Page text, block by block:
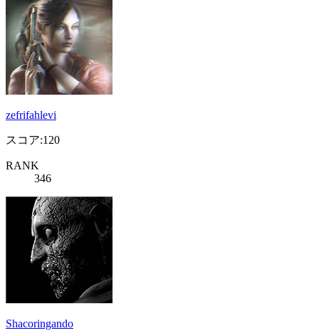
zefrifahlevi
スコア:120
RANK
346
Shacoringando